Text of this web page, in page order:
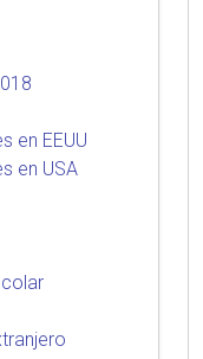
en EEUU
en USA